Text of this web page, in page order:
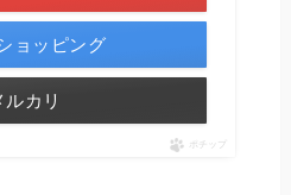
ョッピング
ルカリ
ポチップ